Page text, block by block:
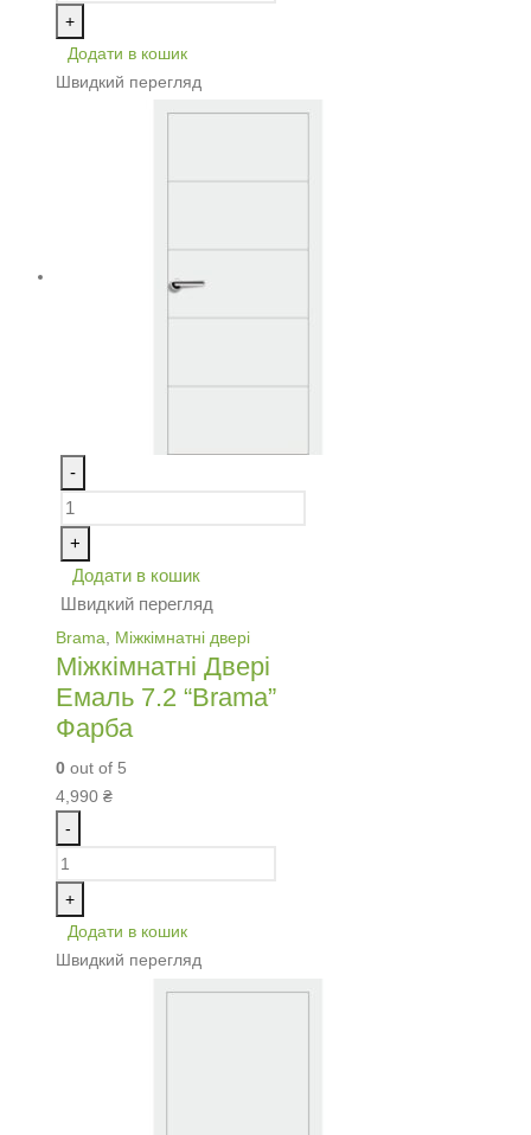
+
Додати в кошик
Швидкий перегляд
-
+
Додати в кошик
Швидкий перегляд
Brama Міжкімнатні двері
Міжкімнатні Двері
Емаль 7.2 “Brama”
Фарба
0 out of 5
4,990 ₴
-
+
Додати в кошик
Швидкий перегляд